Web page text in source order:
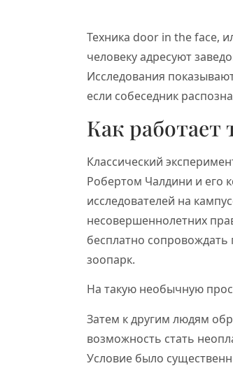
Техника door in the face,
человеку адресуют
Исследования
если собеседник
Как работает
Классический
Робертом Чалдини и его
исследователей на
несовершеннолетних
бесплатно
зоопарк.
На такую необычную
Затем к другим людям
возможность стать
Условие было